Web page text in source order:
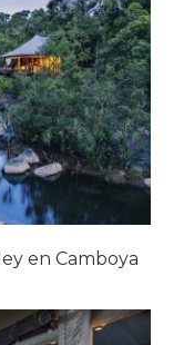
en Camboya